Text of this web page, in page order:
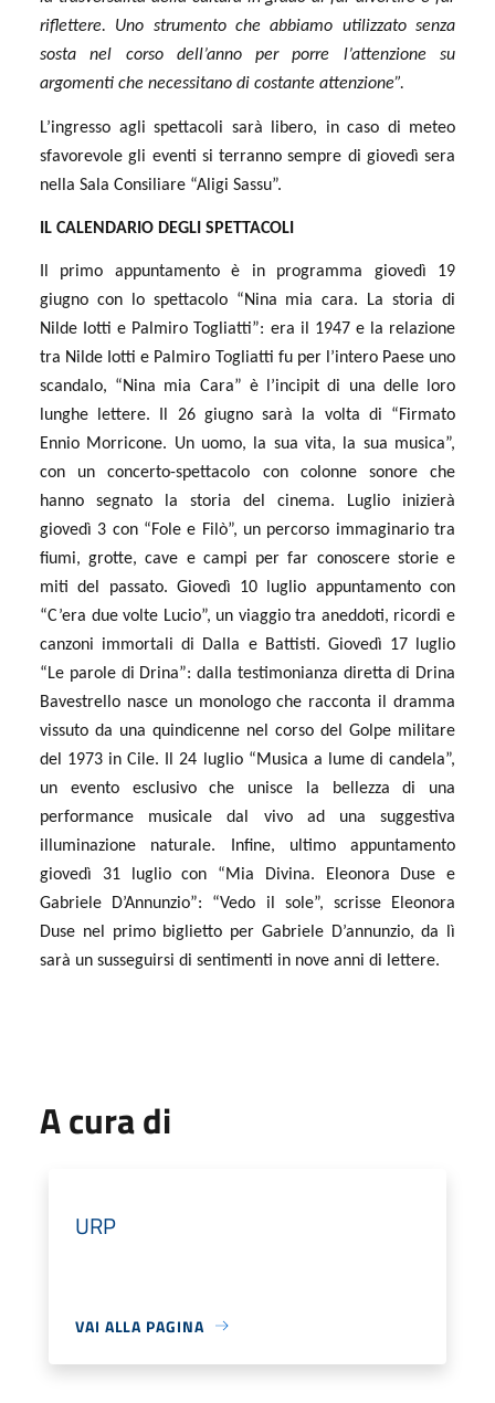
riflettere. Uno strumento che abbiamo utilizzato senza
sosta nel corso dell’anno per porre l’attenzione su
argomenti che necessitano di costante attenzione”.
L’ingresso agli spettacoli sarà libero, in caso di meteo
sfavorevole gli eventi si terranno sempre di giovedì sera
nella Sala Consiliare “Aligi Sassu”.
IL CALENDARIO DEGLI SPETTACOLI
Il primo appuntamento è in programma giovedì 19
giugno con lo spettacolo “Nina mia cara. La storia di
Nilde Iotti e Palmiro Togliatti”: era il 1947 e la relazione
tra Nilde Iotti e Palmiro Togliatti fu per l’intero Paese uno
scandalo, “Nina mia Cara” è l’incipit di una delle loro
lunghe lettere. Il 26 giugno sarà la volta di “Firmato
Ennio Morricone. Un uomo, la sua vita, la sua musica”,
con un concerto-spettacolo con colonne sonore che
hanno segnato la storia del cinema. Luglio inizierà
giovedì 3 con “Fole e Filò”, un percorso immaginario tra
fiumi, grotte, cave e campi per far conoscere storie e
miti del passato. Giovedì 10 luglio appuntamento con
“C’era due volte Lucio”, un viaggio tra aneddoti, ricordi e
canzoni immortali di Dalla e Battisti. Giovedì 17 luglio
“Le parole di Drina”: dalla testimonianza diretta di Drina
Bavestrello nasce un monologo che racconta il dramma
vissuto da una quindicenne nel corso del Golpe militare
del 1973 in Cile. Il 24 luglio “Musica a lume di candela”,
un evento esclusivo che unisce la bellezza di una
performance musicale dal vivo ad una suggestiva
illuminazione naturale. Infine, ultimo appuntamento
giovedì 31 luglio con “Mia Divina. Eleonora Duse e
Gabriele D’Annunzio”: “Vedo il sole”, scrisse Eleonora
Duse nel primo biglietto per Gabriele D’annunzio, da lì
sarà un susseguirsi di sentimenti in nove anni di lettere.
A cura di
URP
VAI ALLA PAGINA